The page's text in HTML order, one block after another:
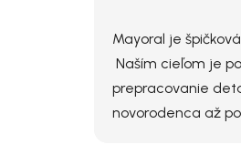
Mayoral je
Naším cieľom je
prepracovanie
novorodenca až po